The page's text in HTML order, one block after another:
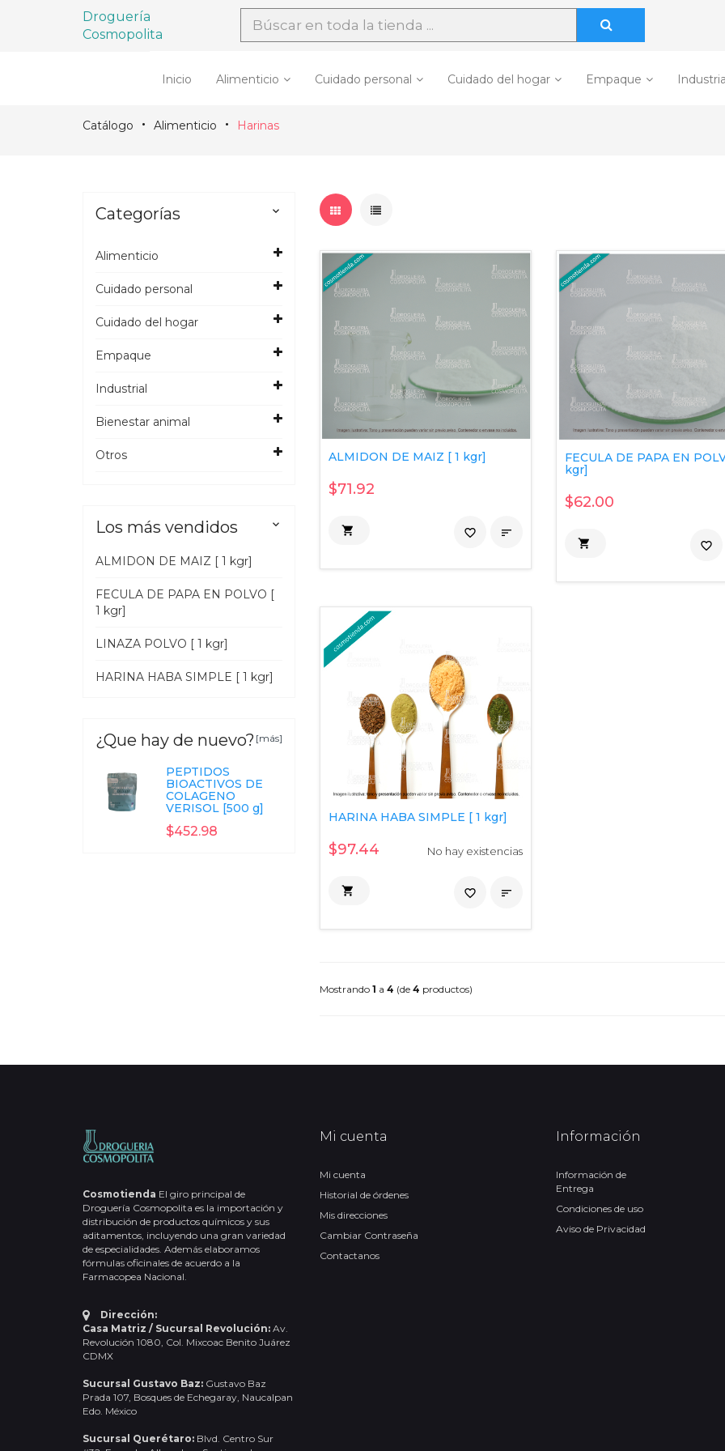
Droguería
Cosmopolita
Inicio Alimenticio Cuidado personal Cuidado del hogar Empaque
Catálogo Alimenticio Harinas
ALMIDON DE MAIZ [ 1 kgr]
$71.92
 
favorite_border
FECULA DE PAPA EN
kgr]
$62.00
 favorite_border
HARINA HABA SIMPLE [ 1 kgr]
$97.44 No hay existencias
 
favorite_border
Mostrando 1 a 4 (de 4 productos)
Categorías 
Alimenticio
Cuidado personal
Cuidado del hogar
Empaque
Industrial
Bienestar animal
Otros
Los más vendidos 
ALMIDON DE MAIZ [ 1 kgr]
FECULA DE PAPA EN POLVO [
1 kgr]
LINAZA POLVO [ 1 kgr]
HARINA HABA SIMPLE [ 1 kgr]
¿Que hay de nuevo? [más]
PEPTIDOS
BIOACTIVOS DE
COLAGENO
VERISOL [500 g]
$452.98
Cosmotienda El giro principal de
Droguería Cosmopolita es la importación y
distribución de productos químicos y sus
aditamentos, incluyendo una gran variedad
de especialidades. Además elaboramos
fórmulas oficinales de acuerdo a la
Farmacopea Nacional.
Dirección:
Casa Matriz / Sucursal Revolución: Av.
Revolución 1080, Col. Mixcoac Benito Juárez
CDMX
Sucursal Gustavo Baz: Gustavo Baz
Prada 107, Bosques de Echegaray, Naucalpan
Edo. México
Sucursal Querétaro: Blvd. Centro Sur
Mi cuenta
Mi cuenta
Historial de órdenes
Mis direcciones
Cambiar Contraseña
Contactanos
Información
Información de
Entrega
Condiciones de uso
Aviso de Privacidad